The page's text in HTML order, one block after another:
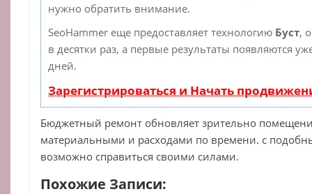
нужно обратить внимание.
SeoHammer еще предоставляет технологию Буст,
в десятки раз, а первые результаты появляются
дней.
Зарегистрироваться и Начать
Бюджетный ремонт обновляет зрительно
материальными и расходами по времени. с
возможно справиться своими силами.
Похожие Записи: